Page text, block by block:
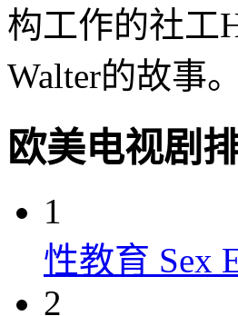
构工作的社工
Walter的故事
欧美电视剧
1
性教育 Sex
2